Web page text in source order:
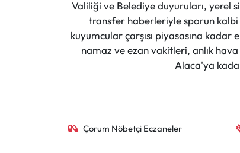
Valiliği ve Belediye duyuruları, yerel
transfer haberleriyle sporun
kuyumcular çarşısı piyasasına
namaz ve ezan vakitleri, anlık
Alaca'ya
Çorum Nöbetçi Eczaneler